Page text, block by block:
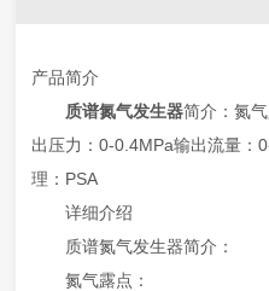
产品简介
质谱氮气发生器简介：氮
出压力：0-0.4MPa输出流量：
理：PSA
详细介绍
质谱氮气发生器简介：
氮气露点：